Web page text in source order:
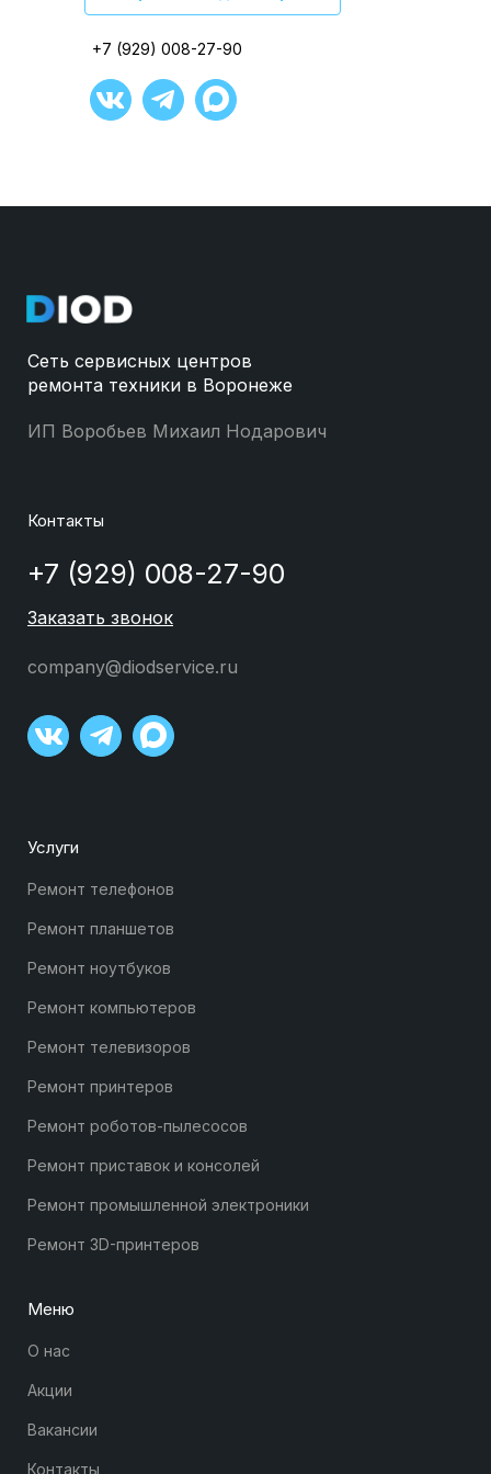
+7 (929) 008-27-90
+7 (929) 008-27-90
+7 (929) 008-27-90
+7 (929) 008-27-90
+7 (929) 008-27-90
Сеть сервисных центров
ремонта техники в Воронеже
ИП Воробьев Михаил Нодарович
Контакты
+7 (929) 008-27-90
Заказать звонок
company@diodservice.ru
Услуги
Ремонт телефонов
Ремонт планшетов
Ремонт ноутбуков
Ремонт компьютеров
Ремонт телевизоров
Ремонт принтеров
Ремонт роботов-пылесосов
Ремонт приставок и консолей
Ремонт промышленной электроники
Ремонт 3D-принтеров
Меню
О нас
Акции
Вакансии
Контакты